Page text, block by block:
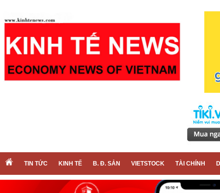
TIN TỨC KINH TẾ B. Đ. SẢN VIETSTOCK TÀI CHÍNH